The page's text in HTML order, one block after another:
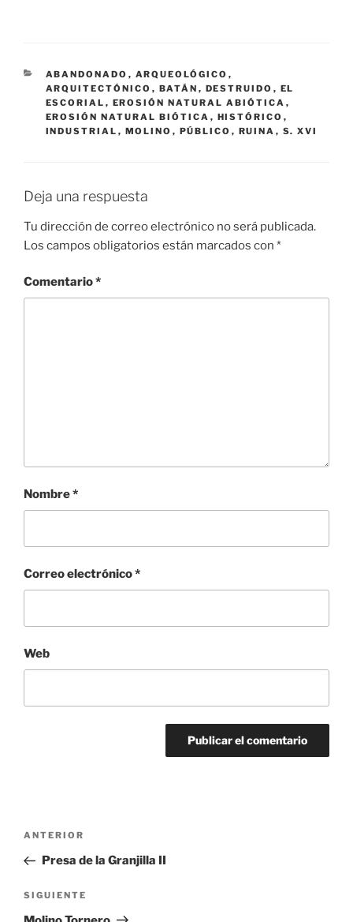
CATEGORÍAS
ABANDONADO , ARQUEOLÓGICO ,
ARQUITECTÓNICO , BATÁN , DESTRUIDO , EL
ESCORIAL , EROSIÓN NATURAL ABIÓTICA ,
EROSIÓN NATURAL BIÓTICA , HISTÓRICO ,
INDUSTRIAL , MOLINO , PÚBLICO , RUINA , S. XVI
Deja una respuesta
Tu dirección de correo electrónico no será publicada.
Los campos obligatorios están marcados con *
Comentario*
Nombre*
Correo electrónico*
Web
Navegación
entradas
Entrada
anterior:
ANTERIOR
Presa de la Granjilla II
Siguiente
entrada
SIGUIENTE